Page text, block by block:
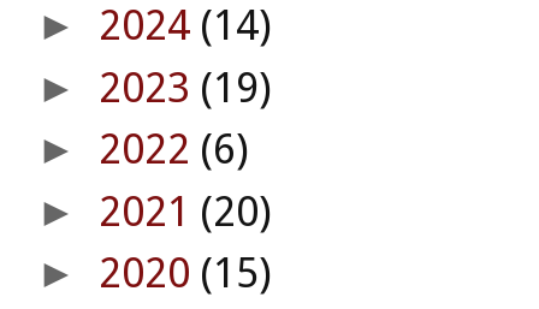
► 2024 (14)
► 2023 (19)
► 2022 (6)
► 2021 (20)
► 2020 (15)